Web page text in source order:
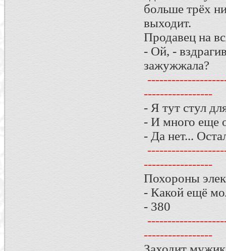
больше трёх
выходит.
Продавец на
- Ой, -
зажужжала?
-----------------
- Я тут стул
- И много еще
- Да нет...
-----------------
Похороны
- Какой ещё
- 380
-----------------